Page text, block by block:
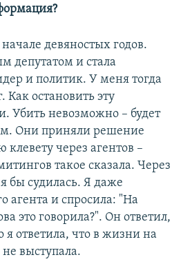
девяностых годов.
депутатом и стала
и политик. У меня тогда
остановить эту
Убить невозможно – будет
Они приняли решение
клевету через агентов –
такое сказала. Через
бы судилась. Я даже
агента и спросила: "На
это говорила?". Он ответил,
я ответила, что в жизни на
выступала.